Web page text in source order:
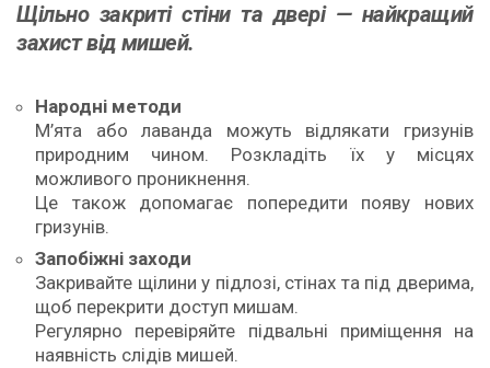
Щільно закриті стіни та двері — найкращий
захист від мишей.
Народні методи
М’ята або лаванда можуть відлякати гризунів
природним чином. Розкладіть їх у місцях
можливого проникнення.
Це також допомагає попередити появу нових
гризунів.
Запобіжні заходи
Закривайте щілини у підлозі, стінах та під дверима,
щоб перекрити доступ мишам.
Регулярно перевіряйте підвальні приміщення на
наявність слідів мишей.